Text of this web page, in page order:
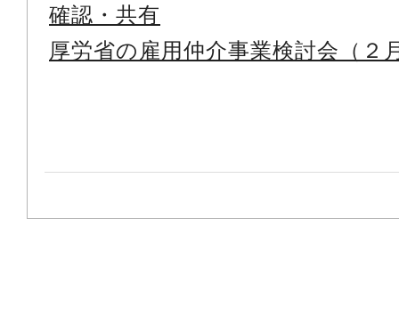
確認・共有
厚労省の雇用仲介事業検討会（２